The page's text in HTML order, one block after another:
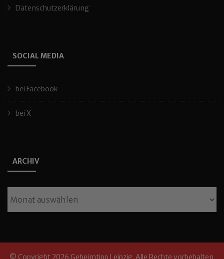
Datenschutzerklärung
SOCIAL MEDIA
bei Facebook
bei X
ARCHIV
© Copyright 2026 Geheimtipp Leipzig. Alle Rechte vorbehalten.